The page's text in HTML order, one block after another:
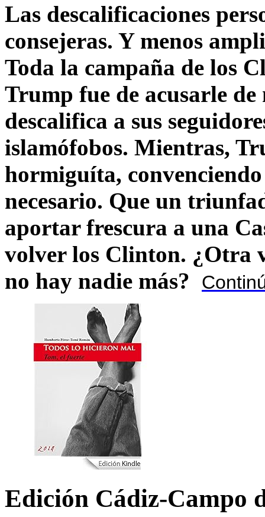
Las descalificaciones
consejeras. Y menos
Toda la campaña de los
Trump fue de acusarle
descalifica a sus
islamófobos. Mientras,
hormiguíta,
necesario. Que un
aportar frescura a una
volver los Clinton. ¿Otra
no hay nadie más?
Edición Cádiz-Campo